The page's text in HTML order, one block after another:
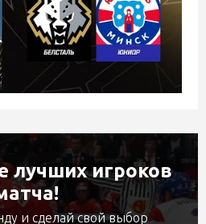
лучших игроков
и сделай свой выбор